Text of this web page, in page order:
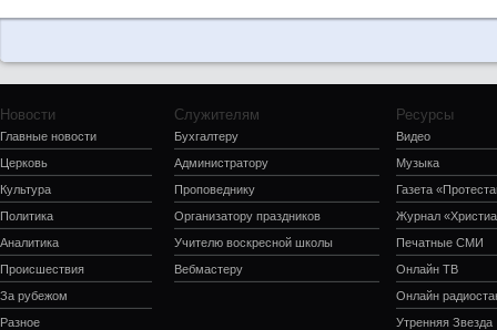
Новости
Главные новости
Церковь
Культура
Политика
Аналитика
Происшествия
За рубежом
Разное
Служителям
Бухгалтеру
Администратору
Проповеднику
Организатору праздников
Учителю воскресной школы
Вебмастеру
Ресурсы
Видео
Музыка
Газета
Журнал
Печатные СМИ
Онлайн ТВ
Онлайн
Утренняя Звезда